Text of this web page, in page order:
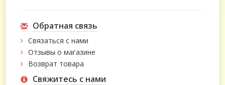
Обратная связь
Связаться с нами
Отзывы о магазине
Возврат товара
Свяжитесь с нами